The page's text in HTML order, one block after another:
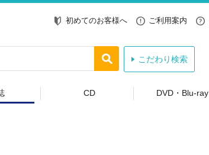
初めてのお客様へ ご利用案内
こだわり検索
CD DVD・Blu-ray